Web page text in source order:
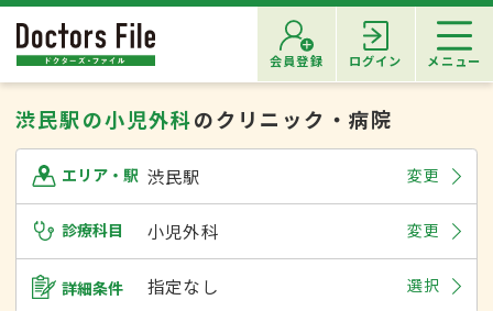
会員登録 ログイン メニュー
渋民駅の小児外科のクリニック・病院
エリア・駅 渋民駅 変更
診療科目 小児外科 変更
詳細条件 指定なし 選択